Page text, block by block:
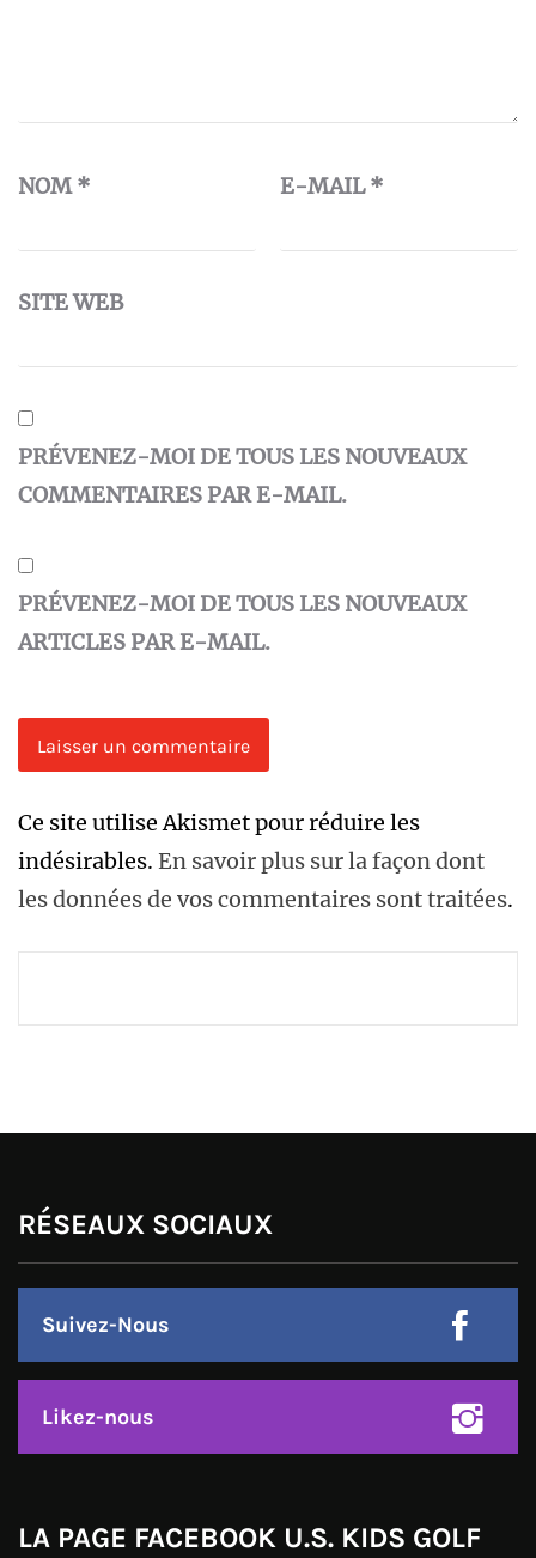
NOM* E-MAIL*
SITE WEB
PRÉVENEZ-MOI DE TOUS LES NOUVEAUX
COMMENTAIRES PAR E-MAIL.
PRÉVENEZ-MOI DE TOUS LES NOUVEAUX
ARTICLES PAR E-MAIL.
Ce site utilise Akismet pour réduire les
indésirables. En savoir plus sur la façon dont
les données de vos commentaires sont traitées.
RÉSEAUX SOCIAUX
Suivez-Nous
Likez-nous
LA PAGE FACEBOOK U.S. KIDS GOLF